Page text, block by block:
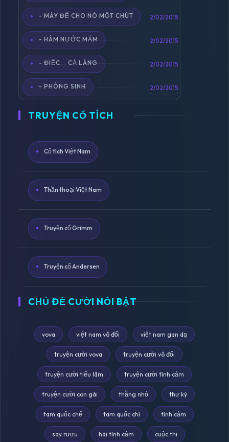
- MÀY ĐỂ CHO NÓ MỘT CHÚT 2/02/2015
- HÂM NƯỚC MẮM 2/02/2015
- ĐIẾC... CẢ LÀNG 2/02/2015
- PHÓNG SINH 2/02/2015
TRUYỆN CỔ TÍCH
Cổ tích Việt Nam
Thần thoại Việt Nam
Truyện cổ Grimm
Truyện cổ Andersen
CHỦ ĐỀ CƯỜI NỔI BẬT
vova việt nam vô đối việt nam gan dạ
truyện cười vova truyện cười vô đối
truyện cười tiếu lâm truyện cười tình cảm
truyện cười con gái thằng nhỏ thư ký
tam quốc chế tam quốc chí tình cảm
say rượu hài tình cảm cuộc thi